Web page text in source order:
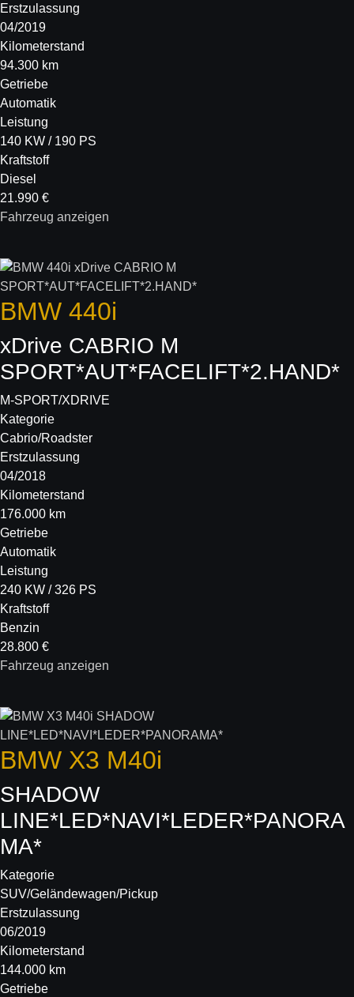
Erstzulassung
04/2019
Kilometerstand
94.300 km
Getriebe
Automatik
Leistung
140 KW / 190 PS
Kraftstoff
Diesel
21.990 €
Fahrzeug anzeigen
BMW 440i
xDrive CABRIO M
SPORT*AUT*FACELIFT*2.HAND*
M-SPORT/XDRIVE
Kategorie
Cabrio/Roadster
Erstzulassung
04/2018
Kilometerstand
176.000 km
Getriebe
Automatik
Leistung
240 KW / 326 PS
Kraftstoff
Benzin
28.800 €
Fahrzeug anzeigen
BMW X3 M40i
SHADOW
LINE*LED*NAVI*LEDER*PANORA
MA*
Kategorie
SUV/Geländewagen/Pickup
Erstzulassung
06/2019
Kilometerstand
144.000 km
Getriebe